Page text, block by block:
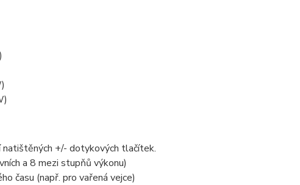
natištěných +/- dotykových tlačítek.
a 8 mezi stupňů výkonu)
času (např. pro vařená vejce)